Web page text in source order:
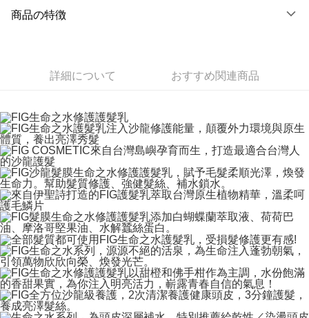
クレジットカード1回払い
Google Pay
国際配送 送料を確認
商品の特徴
白，幫助修護髮質，並提供髮絲所需水分及養分，養成堅韌不易
斷裂的健康髮質。全部髮質、染燙髮皆適用。
セールスポイント
修護毛躁受損髮
詳細について おすすめ関連商品